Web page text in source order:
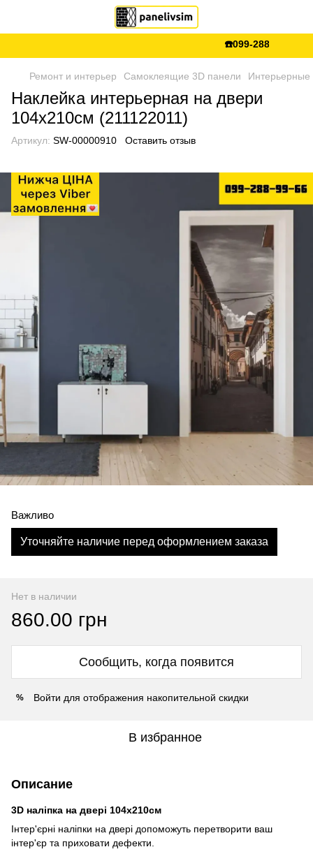
☎️099-288-99-66 💵Є
Ремонт и интерьер Самоклеящие 3D панели Интерьерные
Наклейка интерьерная на двери
104х210см (211122011)
Артикул: SW-00000910 Оставить отзыв
Важливо
Уточняйте наличие перед оформлением заказа
Нет в наличии
860.00 грн
Сообщить, когда появится
% Войти для отображения накопительной скидки
В избранное
Описание
3D наліпка на двері 104х210см
Інтер'єрні наліпки на двері допоможуть перетворити ваш
інтер'єр та приховати дефекти.